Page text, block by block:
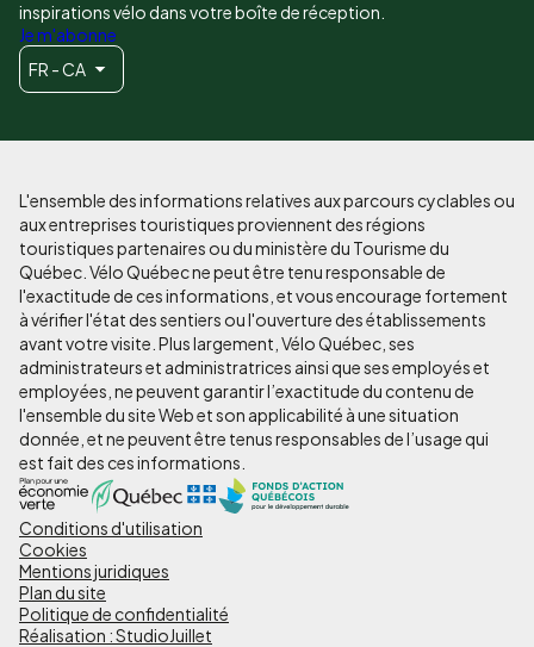
inspirations vélo dans votre boîte de réception.
Je m'abonne
FR - CA
L'ensemble des informations relatives aux parcours cyclables ou
aux entreprises touristiques proviennent des régions
touristiques partenaires ou du ministère du Tourisme du
Québec. Vélo Québec ne peut être tenu responsable de
l'exactitude de ces informations, et vous encourage fortement
à vérifier l'état des sentiers ou l'ouverture des établissements
avant votre visite. Plus largement, Vélo Québec, ses
administrateurs et administratrices ainsi que ses employés et
employées, ne peuvent garantir l’exactitude du contenu de
l'ensemble du site Web et son applicabilité à une situation
donnée, et ne peuvent être tenus responsables de l’usage qui
est fait des ces informations.
Pied
de
page
Conditions d'utilisation
Cookies
Mentions juridiques
Plan du site
Politique de confidentialité
Réalisation : StudioJuillet